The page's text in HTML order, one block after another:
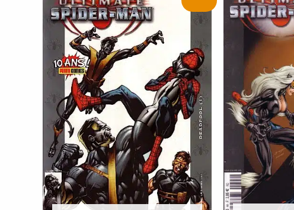
initial
était :
6.00€.
actuel
est :
3.00€.
initial
était :